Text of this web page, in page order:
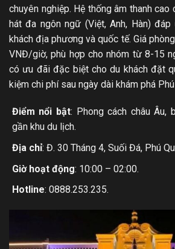
chuyên nghiệp. Hệ thống âm thanh cao
hát đa ngôn ngữ (Việt, Anh, Hàn)
khách địa phương và quốc tế. Giá
VNĐ/giờ, phù hợp cho nhóm từ 8-15
có ưu đãi đặc biệt cho du khách đặt
kiệm chi phí sau ngày dài khám phá
Điểm nổi bật: Phong cách châu Âu,
gần khu du lịch.
Địa chỉ: Đ. 30 Tháng 4, Suối Đá, Phú
Giờ hoạt động: 10:00 – 02:00.
Hotline: 0888.253.235.